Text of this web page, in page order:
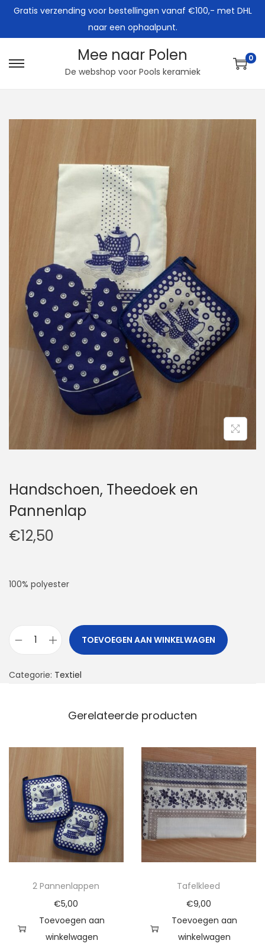
Gratis verzending voor bestellingen vanaf €100,- met DHL
naar een ophaalpunt.
G
a
n
a
g
a
t
i
e
G
a
d
e
h
o
u
d
Mee naar Polen
De webshop voor Pools keramiek
0
Handschoen, Theedoek en
Pannenlap
€12,50
100% polyester
n
h
e
n
,
T
e
e
TOEVOEGEN AAN WINKELWAGEN
Categorie: Textiel
Gerelateerde producten
2 Pannenlappen
€5,00
Toevoegen aan
winkelwagen
Tafelkleed
€9,00
Toevoegen aan
winkelwagen